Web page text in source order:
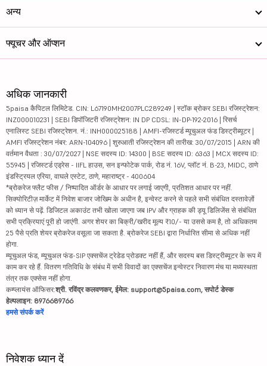
अन्य
फ्यूचर और ऑप्शन
अधिक जानकारी
5paisa कैपिटल लिमिटेड. CIN: L67190MH2007PLC289249 | स्टॉक ब्रोकर SEBI रजिस्ट्रेशन:
INZ000010231 | SEBI डिपॉजिटरी रजिस्ट्रेशन: IN DP CDSL: IN-DP-192-2016 | रिसर्च
एनालिस्ट SEBI रजिस्ट्रेशन. नं.: INH000025188 | AMFI-रजिस्टर्ड म्यूचुअल फंड डिस्ट्रीब्यूटर |
AMFI रजिस्ट्रेशन नंबर: ARN-104096 | शुरुआती रजिस्ट्रेशन की तारीख: 30/07/2015 | ARN की
वर्तमान वैधता : 30/07/2027 | NSE सदस्य ID: 14300 | BSE सदस्य ID: 6363 | MCX सदस्य ID:
55945 | रजिस्टर्ड एड्रेस - IIFL हाउस, सन इन्फोटेक पार्क, रोड नं. 16V, प्लॉट नं. B-23, MIDC, ठाणे
इंडस्ट्रियल एरिया, वाघले एस्टेट, ठाणे, महाराष्ट्र - 400604
*ब्रोकरेज फ्लैट फीस / निष्पादित ऑर्डर के आधार पर लगाई जाएगी, प्रतिशत आधार पर नहीं.
सिक्योरिटीज़ मार्केट में निवेश बाजार जोखिम के अधीन है, इन्वेस्ट करने से पहले सभी संबंधित दस्तावेज़ों
को ध्यान से पढ़ें. डिजिटल अकाउंट तभी खोला जाएगा जब IPV और ग्राहक की ड्यू डिलिजेंस से संबंधित
सभी प्रक्रियाएं पूरी हो जाएंगी. अगर शेयर का बिक्री/खरीद मूल्य ₹10/- या उससे कम है, तो अधिकतम
25 पैसे प्रति शेयर ब्रोकरेज वसूला जा सकता है. ब्रोकरेज SEBI द्वारा निर्धारित सीमा से अधिक नहीं
होगा.
म्यूचुअल फंड, म्यूचुअल फंड-SIP एक्सचेंज ट्रेडेड प्रोडक्ट नहीं हैं, और सदस्य बस डिस्ट्रीब्यूटर के रूप में
काम कर रहे हैं. वितरण गतिविधि के संबंध में सभी विवादों का एक्सचेंज इन्वेस्टर निवारण मंच या मध्यस्थता
तंत्र तक एक्सेस नहीं होगा.
कम्प्लायंस ऑफिसर:श्री. रविंद्र कलवणकर, ईमेल: support@5paisa.com, सपोर्ट डेस्क
हेल्पलाइन: 8976689766
हमसे संपर्क करें
निवेशक ध्यान दें